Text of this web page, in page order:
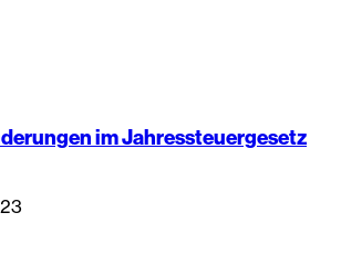
im Jahressteuergesetz